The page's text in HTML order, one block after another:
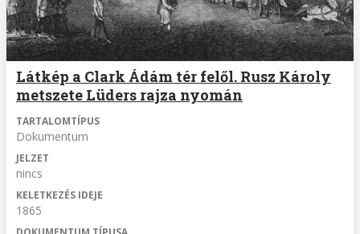
Látkép a Clark Ádám tér felől. Rusz Károly
metszete Lüders rajza nyomán
TARTALOMTÍPUS
Dokumentum
JELZET
nincs
KELETKEZÉS IDEJE
1865